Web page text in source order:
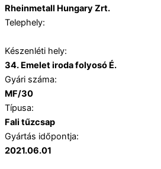
Rheinmetall Hungary Zrt.
Telephely:
Készenléti hely:
34. Emelet iroda folyosó É.
Gyári száma:
MF/30
Típusa:
Fali tűzcsap
Gyártás időpontja:
2021.06.01